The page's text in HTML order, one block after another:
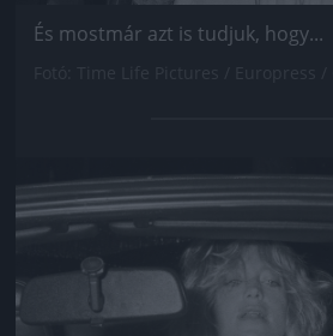
És mostmár azt is tudjuk, hogy...
Jön még kép!